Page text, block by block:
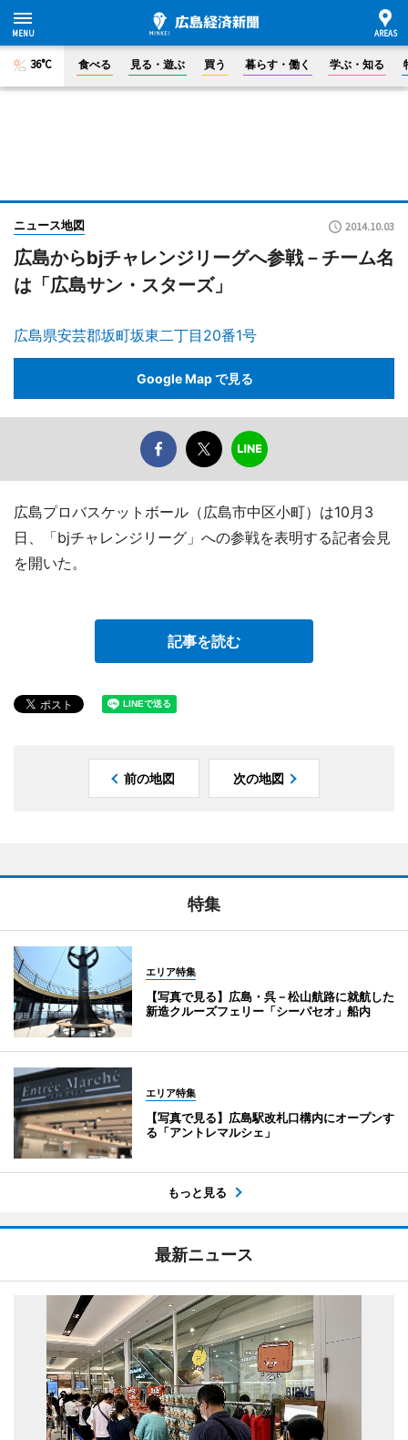
36°C 食べる 見る・遊ぶ 買う 暮らす・働く 学ぶ・知る
ニュース地図 2014.10.03
広島からbjチャレンジリーグへ参戦－チーム名
は「広島サン・スターズ」
広島県安芸郡坂町坂東二丁目20番1号
Google Map で見る
広島プロバスケットボール（広島市中区小町）は10月3
日、「bjチャレンジリーグ」への参戦を表明する記者会見
を開いた。
記事を読む
前の地図 次の地図
特集
エリア特集
【写真で見る】広島・呉－松山航路に就航した
新造クルーズフェリー「シーパセオ」船内
エリア特集
【写真で見る】広島駅改札口構内にオープンす
る「アントレマルシェ」
もっと見る
最新ニュース